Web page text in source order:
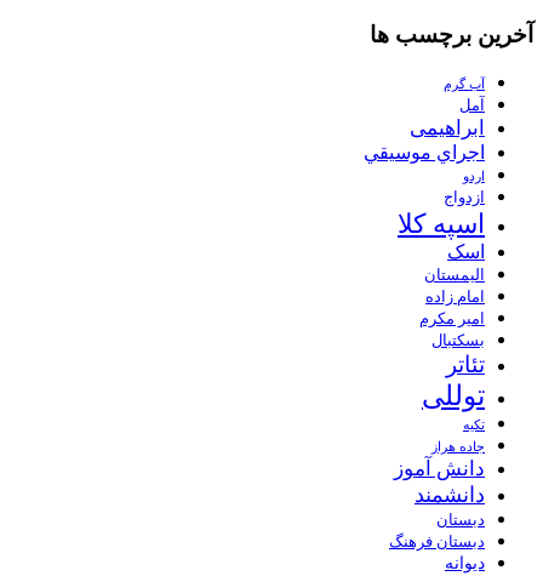
آخرین برچسب ها
آب گرم
آمل
ابراهیمی
اجراي موسيقي
اردو
ازدواج
اسپه کلا
اسک
الیمستان
امام زاده
امیر مکرم
بسکتبال
تئاتر
توللی
تکیه
جاده هراز
دانش آموز
دانشمند
دبستان
دبستان فرهنگ
دیوانه